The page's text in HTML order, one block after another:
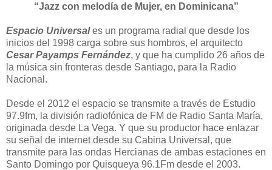
“Jazz con melodía de Mujer, en Dominicana”
Espacio Universales un programa radial que desde los
inicios del 1998 carga sobre sus hombros, el arquitecto
Cesar Payamps Fernández, y que ha cumplido 26 años de
la música sin fronteras desde Santiago, para la Radio
Nacional.
Desde el 2012 el espacio se transmite a través de Estudio
97.9fm, la división radiofónica de FM de Radio Santa María,
originada desde La Vega. Y que su productor hace enlazar
su señal de internet desde su Cabina Universal, que
transmite para las ondas Hercianas de ambas estaciones en
Santo Domingo por Quisqueya 96.1Fm desde el 2003.